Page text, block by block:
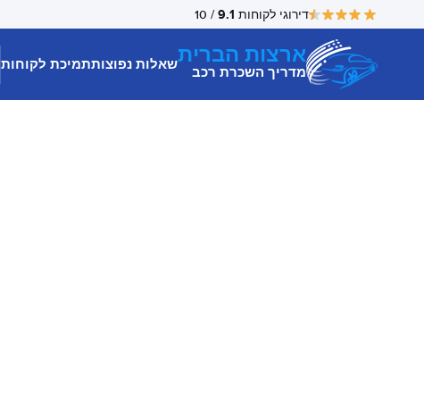
דירוגי לקוחות 9.1
/ 10
ארצות הברית
מדריך השכרת רכב שאלות נפוצותתמיכת לקוחות